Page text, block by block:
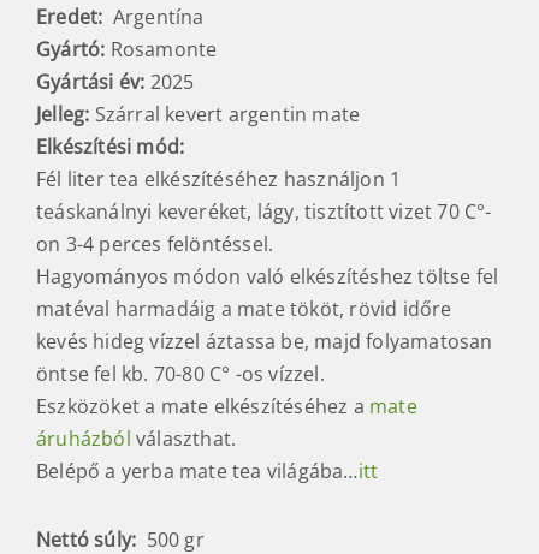
Eredet: Argentína
Gyártó: Rosamonte
Gyártási év: 2025
Jelleg: Szárral kevert argentin mate
Elkészítési mód:
Fél liter tea elkészítéséhez használjon 1
teáskanálnyi keveréket, lágy, tisztított vizet 70 C°-
on 3-4 perces felöntéssel.
Hagyományos módon való elkészítéshez töltse fel
matéval harmadáig a mate tököt, rövid időre
kevés hideg vízzel áztassa be, majd folyamatosan
öntse fel kb. 70-80 C° -os vízzel.
Eszközöket a mate elkészítéséhez a mate
áruházból választhat.
Belépő a yerba mate tea világába…itt
Nettó súly: 500 gr